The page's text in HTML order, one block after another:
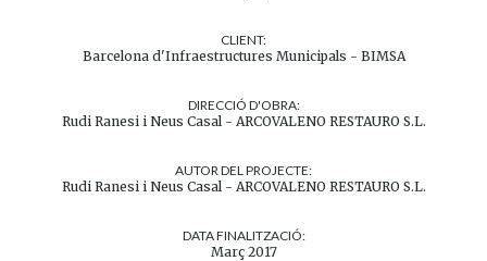
CLIENT:
Barcelona d'Infraestructures Municipals - BIMSA
DIRECCIÓ D'OBRA:
Rudi Ranesi i Neus Casal - ARCOVALENO RESTAURO S.L.
AUTOR DEL PROJECTE:
Rudi Ranesi i Neus Casal - ARCOVALENO RESTAURO S.L.
DATA FINALITZACIÓ:
Març 2017